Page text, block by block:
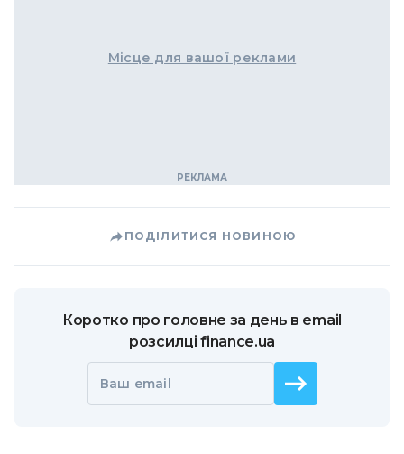
Місце для вашої реклами
ПОДІЛИТИСЯ НОВИНОЮ
Коротко про головне за день в email
розсилці finance.ua
Ваш email